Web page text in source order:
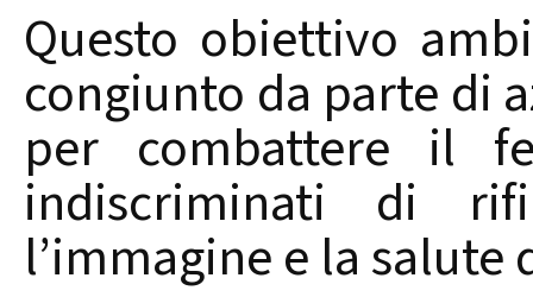
Questo obiettivo
congiunto da parte di
per combattere il
indiscriminati di
l’immagine e la salute